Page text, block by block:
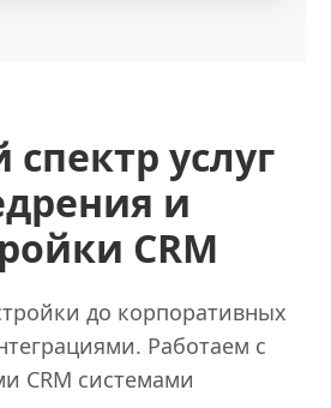
услуг
и
CRM
до корпоративных
Работаем с
CRM системами